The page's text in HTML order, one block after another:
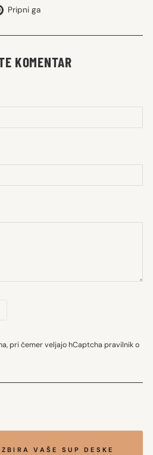
Pripni ga
KOMENTAR
pri čemer veljajo hCaptcha pravilnik o
VAŠE SUP DESKE